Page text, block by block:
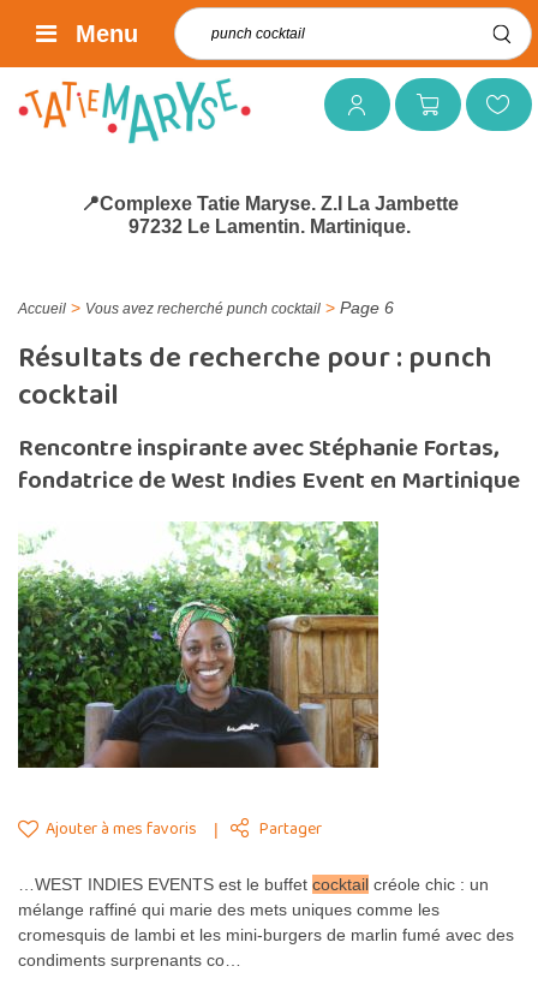
Mon compteMon panierMes favoris
Rechercher :
Menu
📍Complexe Tatie Maryse. Z.I La Jambette
97232 Le Lamentin. Martinique.
Accueil > Vous avez recherché punch cocktail > Page 6
Résultats de recherche pour : punch
cocktail
Rencontre inspirante avec Stéphanie Fortas,
fondatrice de West Indies Event en Martinique
Ajouter à mes favoris Partager
…WEST INDIES EVENTS est le buffet cocktail créole chic : un
mélange raffiné qui marie des mets uniques comme les
cromesquis de lambi et les mini-burgers de marlin fumé avec des
condiments surprenants co…